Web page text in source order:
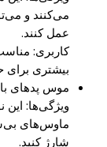
می‌کنند و
عمل کنند.
کاربری:
بیشتری
موس پدهای
ویژگی‌ها:
ماوس‌های
شارژ کنید.